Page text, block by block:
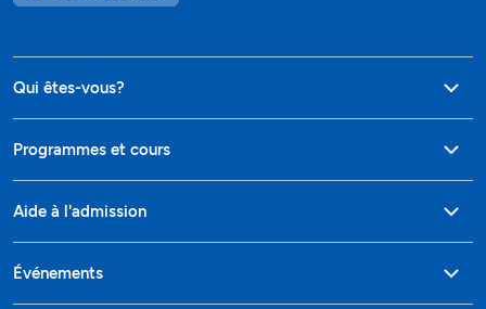
Qui êtes-vous?
Programmes et cours
Aide à l'admission
Événements